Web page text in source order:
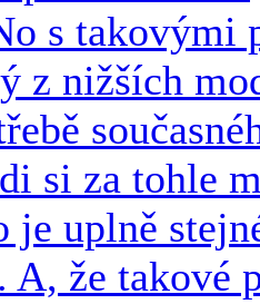
s takovými
z nižších
si za tohle
uplně
A, že takové